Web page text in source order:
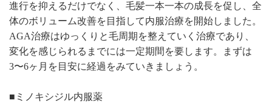
進行を抑えるだけでなく、毛髪一本一本の成長を促し、全
体のボリューム改善を目指して内服治療を開始しました。
AGA治療はゆっくりと毛周期を整えていく治療であり、
変化を感じられるまでには一定期間を要します。まずは
3〜6ヶ月を目安に経過をみていきましょう。
■ミノキシジル内服薬